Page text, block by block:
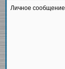
Личное